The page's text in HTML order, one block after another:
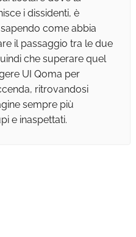
i dissidenti, è
come abbia
il passaggio tra le due
che superare quel
UI Qoma per
ritrovandosi
sempre più
e inaspettati.